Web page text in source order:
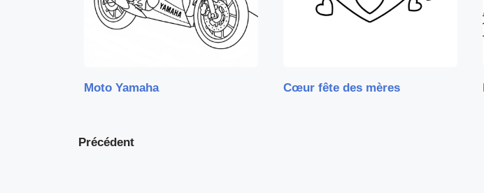
Moto Yamaha Cœur fête des mères
Précédent